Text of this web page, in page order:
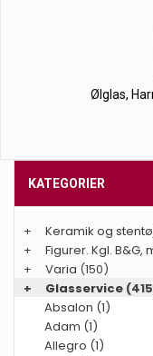
Ølglas,
KATEGORIER
+ Keramik og
+
Figurer. Kgl. B&G,
+
Varia (150)
+
Glasservice
Absalon (1)
Adam (1)
Allegro (1)